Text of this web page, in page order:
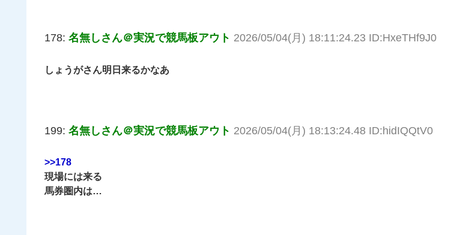
178: 名無しさん＠実況で競馬板アウト 2026/05/04(月) 18:11:24.23 ID:HxeTHf9J0
しょうがさん明日来るかなあ
199: 名無しさん＠実況で競馬板アウト 2026/05/04(月) 18:13:24.48 ID:hidIQQtV0
>>178
現場には来る
馬券圏内は…